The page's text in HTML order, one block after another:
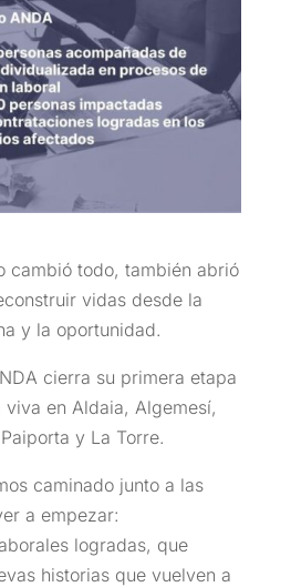
cambió todo, también abrió
vidas desde la
y la oportunidad.
cierra su primera etapa
viva en Aldaia, Algemesí,
y La Torre.
caminado junto a las
a empezar:
logradas, que
historias que vuelven a